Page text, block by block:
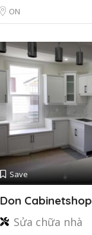
ON
Save
Don Cabinetshop
Sửa chữa nhà